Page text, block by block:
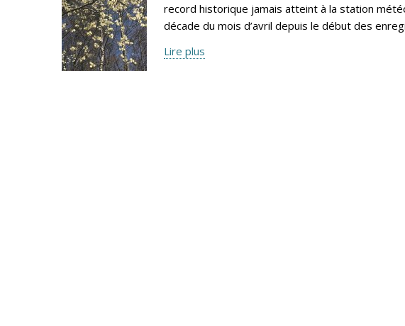
record historique jamais atteint à la station
décade du mois d’avril depuis le début des
Lire plus